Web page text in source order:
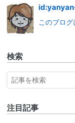
このブログ
検索
注目記事